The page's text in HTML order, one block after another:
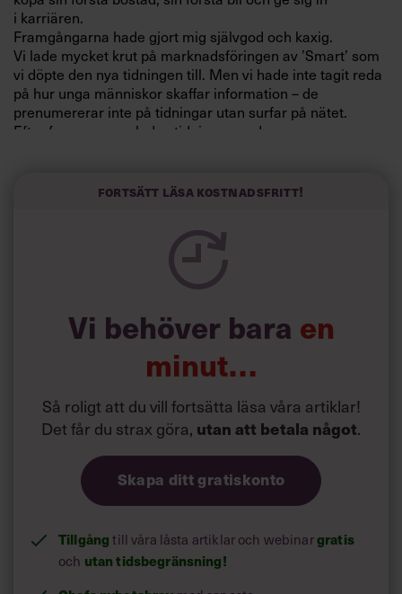
efter:
i karriären.
Framgångarna hade gjort mig självgod och kaxig.
Vi lade mycket krut på marknadsföringen av ’Smart’ som
vi döpte den nya tidningen till. Men vi hade inte tagit reda
på hur unga människor skaffar information – de
prenumererar inte på tidningar utan surfar på nätet.
Efter fyra nummer lades tidningen ned.
det är lätt att bli för kaxig när man är framgångsrik.«
Fortsätt läsa kostnadsfritt!
Vi behöver bara en
minut…
Så roligt att du vill fortsätta läsa våra artiklar!
Det får du strax göra, utan att betala något.
Skapa ditt gratiskonto
Tillgångtill våra låsta artiklar och webinargratis
och utan tidsbegränsning!